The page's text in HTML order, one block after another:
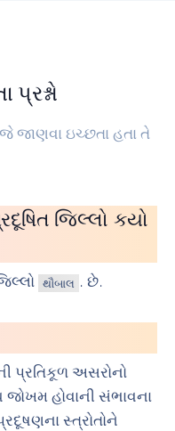
પ્રશ્નો
જાણવા ઇચ્છતા હતા તે
જિલ્લો કયો
થૌબાલ . છે.
પ્રતિકૂળ અસરોનો
હોવાની સંભાવના
સ્ત્રોતોને